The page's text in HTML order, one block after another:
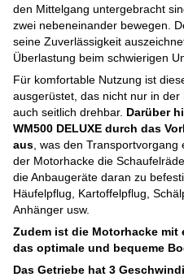
den Mittelgang untergebracht
zwei nebeneinander bewegen.
seine Zuverlässigkeit
Überlastung beim schwierigen
Für komfortable Nutzung ist
ausgerüstet, das nicht nur in
auch seitlich drehbar. Darüber
WM500 DELUXE durch das
aus , was den
der Motorhacke die
die Anbaugeräte daran zu
Häufelpflug, Kartoffelpflug,
Anhänger usw.
Zudem ist die Motorhacke mit
das optimale und bequeme
Das Getriebe hat 3